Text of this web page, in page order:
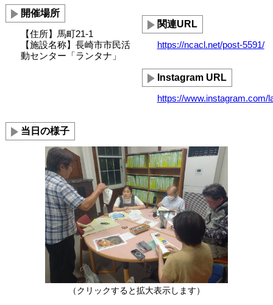
開催場所
【住所】馬町21-1
【施設名称】長崎市市民活
動センター「ランタナ」
関連URL
https://ncacl.net/post-5591/
Instagram URL
https://www.instagram.com/
当日の様子
（クリックすると拡大表示します）